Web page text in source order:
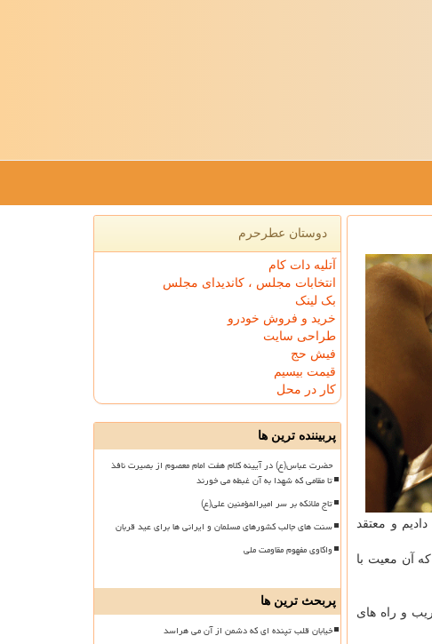
و معتقد
آن معیت با
و راه های
دوستان عطرحرم
آتلیه دات کام
انتخابات مجلس ، کاندیدای مجلس
بک لینک
خرید و فروش خودرو
طراحی سایت
فیش حج
قیمت بیسیم
کار در محل
پربیننده ترین ها
حضرت عباس(ع) در آیینه کلام هفت امام معصوم از بصیرت نافذ
تا مقامی که شهدا به آن غبطه می خورند
تاج ملائکه بر سر امیرالمؤمنین علی(ع)
سنت های جالب کشورهای مسلمان و ایرانی ها برای عید قربان
واکاوی مفهوم مقاومت ملی
پربحث ترین ها
خیابان قلب تپنده ای که دشمن از آن می هراسد